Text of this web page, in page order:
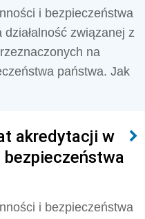
i bezpieczeństwa
związanej z
na
państwa. Jak
akredytacji w
i bezpieczeństwa